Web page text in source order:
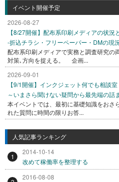
イベント開催予定
2026-08-27
【8/27開催】配布系印刷メディアの状況
-折込チラシ・フリーペーパー・DMの現
配布系印刷メディアで実務と調査研究の
対策､方向を捉える。 企画...
2026-09-01
【9/1開催】インクジェット何でも相談室
～いまさら聞けない疑問から最先端の話
本イベントでは、最初に基礎知識をおさ
れた質問に時間の限りお答...
人気記事ランキング
1
2014-10-14
改めて稼働率を整理する
2016-08-08